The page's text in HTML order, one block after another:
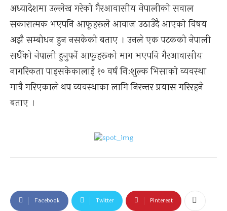
अध्यादेशमा उल्लेख गरेको गैरआवासीय नेपालीको सवाल
सकारात्मक भएपनि आफूहरूले आवाज उठाउँदै आएको विषय
अझै सम्बोधन हुन नसकेको बताए । उनले एक पटकको नेपाली
सधैँको नेपाली हुनुपर्ने आफूहरूको माग भएपनि गैरआवासीय
नागरिकता पाइसकेकालाई १० वर्ष निःशुल्क भिसाको व्यवस्था
मात्रै गरिएकाले थप व्यवस्थाका लागि निरन्तर प्रयास गरिरहने
बताए ।
Facebook Twitter Pinterest